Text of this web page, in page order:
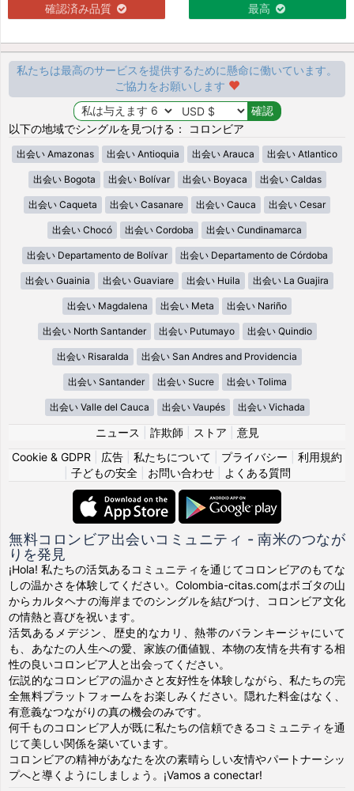
確認済み品質 最高
私たちは最高のサービスを提供するために懸命に働いています。
ご協力をお願いします
以下の地域でシングルを見つける： コロンビア
出会い Amazonas 出会い Antioquia 出会い Arauca 出会い Atlantico
出会い Bogota 出会い Bolívar 出会い Boyaca 出会い Caldas
出会い Caqueta 出会い Casanare 出会い Cauca 出会い Cesar
出会い Chocó 出会い Cordoba 出会い Cundinamarca
出会い Departamento de Bolívar 出会い Departamento de Córdoba
出会い Guainia 出会い Guaviare 出会い Huila 出会い La Guajira
出会い Magdalena 出会い Meta 出会い Nariño
出会い North Santander 出会い Putumayo 出会い Quindio
出会い Risaralda 出会い San Andres and Providencia
出会い Santander 出会い Sucre 出会い Tolima
出会い Valle del Cauca 出会い Vaupés 出会い Vichada
ニュース 詐欺師 ストア
意見
Cookie & GDPR
広告 私たちについて プライバシー
利用規約
子どもの安全| お問い合わせ| よくある質問
無料コロンビア出会いコミュニティ - 南米のつなが
りを発見
¡Hola! 私たちの活気あるコミュニティを通じてコロンビアのもてな
しの温かさを体験してください。Colombia-citas.comはボゴタの山
からカルタヘナの海岸までのシングルを結びつけ、コロンビア文化
の情熱と喜びを祝います。
活気あるメデジン、歴史的なカリ、熱帯のバランキージャにいて
も、あなたの人生への愛、家族の価値観、本物の友情を共有する相
性の良いコロンビア人と出会ってください。
伝説的なコロンビアの温かさと友好性を体験しながら、私たちの完
全無料プラットフォームをお楽しみください。隠れた料金はなく、
有意義なつながりの真の機会のみです。
何千ものコロンビア人が既に私たちの信頼できるコミュニティを通
じて美しい関係を築いています。
コロンビアの精神があなたを次の素晴らしい友情やパートナーシッ
プへと導くようにしましょう。¡Vamos a conectar!